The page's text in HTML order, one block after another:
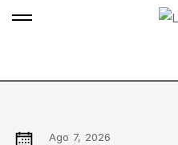
Ago 7, 2026